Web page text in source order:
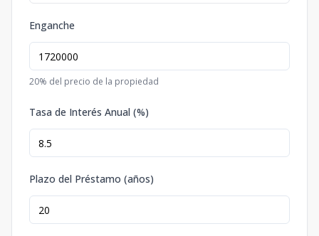
Enganche
20% del precio de la propiedad
Tasa de Interés Anual (%)
Plazo del Préstamo (años)